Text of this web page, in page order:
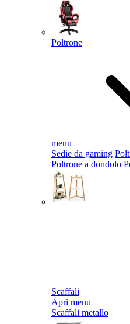
Poltrone
menu
Sedie da gaming
Poltrone a dondolo
Scaffali
Apri menu
Scaffali metallo